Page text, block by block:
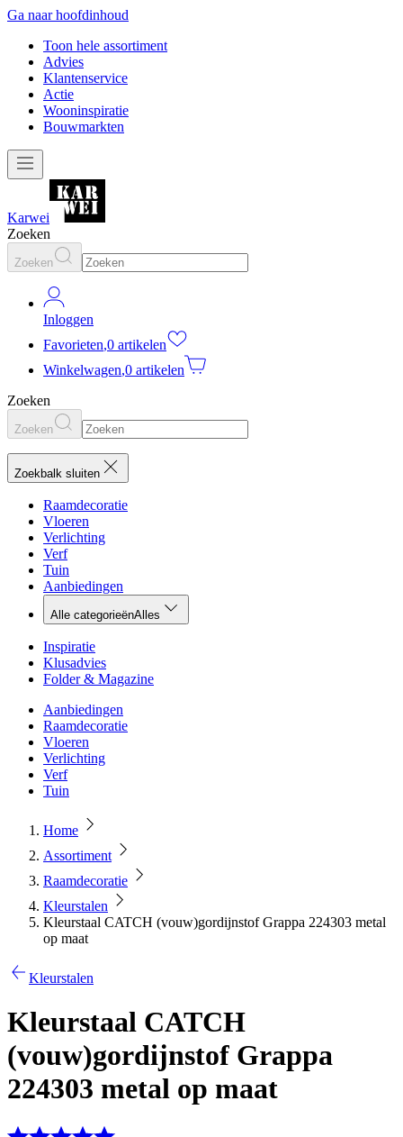
Ga naar hoofdinhoud
Toon hele assortiment
Advies
Klantenservice
Actie
Wooninspiratie
Bouwmarkten
Karwei
Zoeken
Zoeken
Inloggen
Favorieten,0 artikelen
Winkelwagen,0 artikelen
Zoeken
Zoeken
Zoekbalk sluiten
Raamdecoratie
Vloeren
Verlichting
Verf
Tuin
Aanbiedingen
Alle categorieënAlles
Inspiratie
Klusadvies
Folder & Magazine
Aanbiedingen
Raamdecoratie
Vloeren
Verlichting
Verf
Tuin
Home
Assortiment
Raamdecoratie
Kleurstalen
Kleurstaal CATCH (vouw)gordijnstof Grappa 224303 metal
op maat
Kleurstalen
Kleurstaal CATCH
(vouw)gordijnstof Grappa
224303 metal op maat